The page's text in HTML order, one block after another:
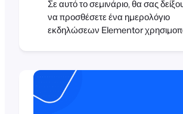
Σε αυτό το σεμινάριο, θα σας
να προσθέσετε ένα ημερολόγιο
εκδηλώσεων Elementor
εμφανίζονται σε διάφορες
χρησιμοποιώντας διαφορετικούς
εμφάνισης. Βήμα 1: Εγκαταστήστε